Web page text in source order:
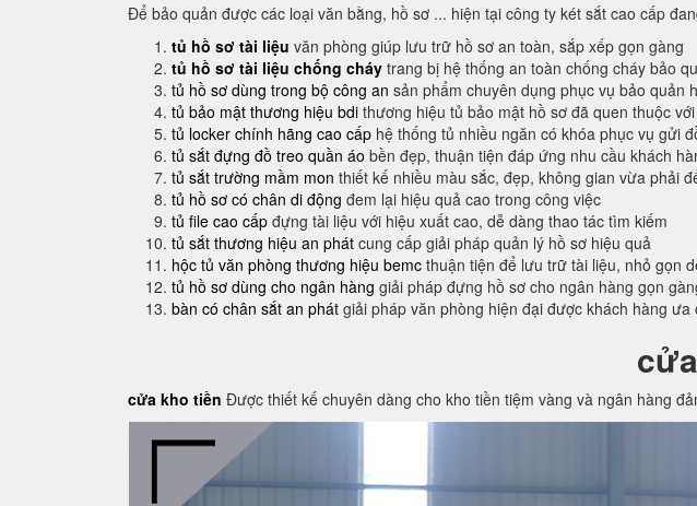
Để bảo quản được các loại văn bằng, hồ sơ ... hiện tại công ty két sắt cao cấp
tủ hồ sơ tài liệu văn phòng giúp lưu trữ hồ sơ an toàn, sắp xếp gọn gàng
tủ hồ sơ tài liệu chống cháy trang bị hệ thống an toàn chống cháy bảo
tủ hồ sơ dùng trong bộ công an sản phẩm chuyên dụng phục vụ bảo quản
tủ bảo mật thương hiệu bdi thương hiệu tủ bảo mật hồ sơ đã quen thuộc
tủ locker chính hãng cao cấp hệ thống tủ nhiều ngăn có khóa phục vụ gửi
tủ sắt đựng đồ treo quần áo bền đẹp, thuận tiện đáp ứng nhu cầu khách
tủ sắt trường mầm mon thiết kế nhiều màu sắc, đẹp, không gian vừa phải
tủ hồ sơ có chân di động đem lại hiệu quả cao trong công việc
tủ file cao cấp đựng tài liệu với hiệu xuất cao, dễ dàng thao tác tìm kiếm
tủ sắt thương hiệu an phát cung cấp giải pháp quản lý hồ sơ hiệu quả
hộc tủ văn phòng thương hiệu bemc thuận tiện để lưu trữ tài liệu, nhỏ gọn
tủ hồ sơ dùng cho ngân hàng giải pháp đựng hồ sơ cho ngân hàng gọn
bàn có chân sắt an phát giải pháp văn phòng hiện đại được khách hàng ưa
cửa kho tiền Được thiết kế chuyên dàng cho kho tiền tiệm vàng và ngân hàng